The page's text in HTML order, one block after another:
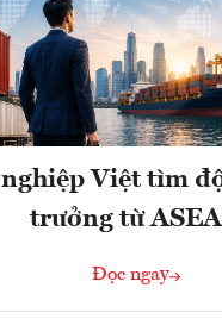
Việt tìm
trưởng từ
Đọc ngay